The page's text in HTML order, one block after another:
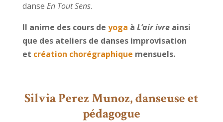
danse En Tout Sens.
Il anime des cours de yoga à L’air ivre ainsi
que des ateliers de danses improvisation
et création chorégraphique mensuels.
SilviaPerez Munoz, danseuse et
pédagogue